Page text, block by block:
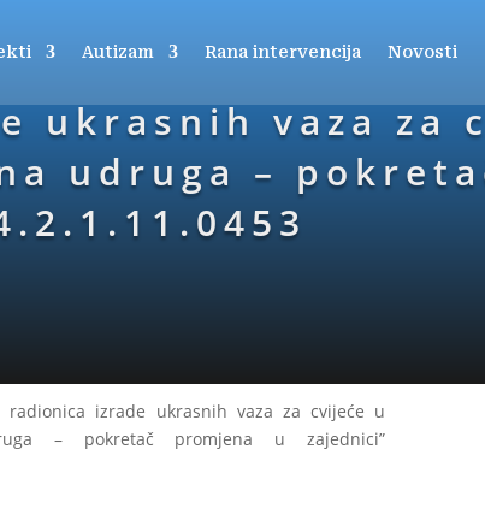
Autizam Rana intervencija Novosti
ukrasnih vaza za
udruga –
radionica izrade ukrasnih vaza za cvijeće u
– pokretač promjena u zajednici”